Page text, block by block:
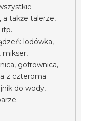
a także talerze,
lodówka,
mikser,
gofrownica,
z czteroma
do wody,